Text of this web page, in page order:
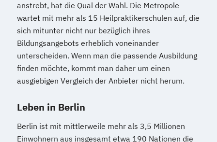
anstrebt, hat die Qual der Wahl. Die Metropole
wartet mit mehr als 15 Heilpraktikerschulen auf, die
sich mitunter nicht nur bezüglich ihres
Bildungsangebots erheblich voneinander
unterscheiden. Wenn man die passende Ausbildung
finden möchte, kommt man daher um einen
ausgiebigen Vergleich der Anbieter nicht herum.
Leben in Berlin
Berlin ist mit mittlerweile mehr als 3,5 Millionen
Einwohnern aus insgesamt etwa 190 Nationen die